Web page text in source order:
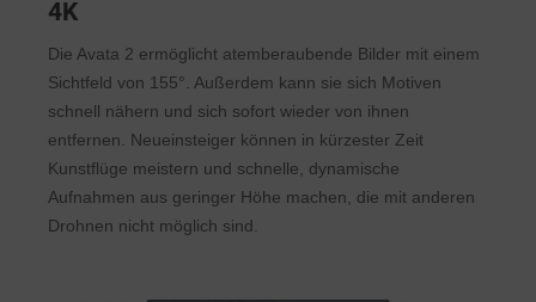
4K
Die Avata 2 ermöglicht atemberaubende Bilder mit einem
Sichtfeld von 155°. Außerdem kann sie sich Motiven
schnell nähern und sich sofort wieder von ihnen
entfernen. Neueinsteiger können in kürzester Zeit
Kunstflüge meistern und schnelle, dynamische
Aufnahmen aus geringer Höhe machen, die mit anderen
Drohnen nicht möglich sind.